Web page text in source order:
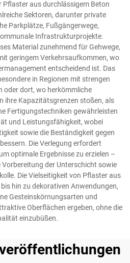
Pflaster aus durchlässigem Beton
Sektoren, darunter private
Parkplätze, Fußgängerwege,
Infrastrukturprojekte.
Material zunehmend für Gehwege,
geringem Verkehrsaufkommen, wo
entscheidend ist. Das
in Regionen mit strengen
oder dort, wo herkömmliche
ihre Kapazitätsgrenzen stoßen, als
Fertigungstechniken gewährleisten
und Leistungsfähigkeit, wobei
sowie die Beständigkeit gegen
Die Verlegung erfordert
optimale Ergebnisse zu erzielen –
der Unterschicht sowie
Die Vielseitigkeit von Pflaster aus
hin zu dekorativen Anwendungen,
Gesteinskörnungsarten und
Oberflächen ergeben, ohne die
einzubüßen.